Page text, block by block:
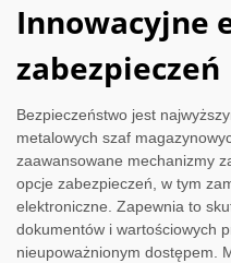
Innowacyjne
zabezpieczeń
Bezpieczeństwo jest
metalowych szaf
zaawansowane mechanizmy
opcje zabezpieczeń, w tym
elektroniczne. Zapewnia to
dokumentów i wartościowych
nieupoważnionym dostępem.